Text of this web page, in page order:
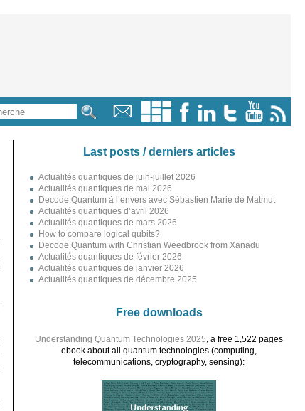
Last posts / derniers articles
Actualités quantiques de juin-juillet 2026
Actualités quantiques de mai 2026
Decode Quantum à l’envers avec Sébastien Marie de Matmut
Actualités quantiques d’avril 2026
Actualités quantiques de mars 2026
How to compare logical qubits?
Decode Quantum with Christian Weedbrook from Xanadu
Actualités quantiques de février 2026
Actualités quantiques de janvier 2026
Actualités quantiques de décembre 2025
Free downloads
Understanding Quantum Technologies 2025 , a free 1,522 pages
ebook about all quantum technologies (computing,
telecommunications, cryptography, sensing):